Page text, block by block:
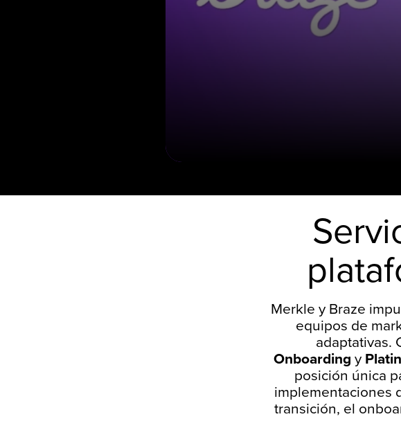
Merkle y Braze
equipos de
adaptativas.
Onboardingy
posición única
implementaciones
transición, el